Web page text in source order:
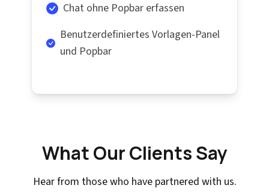
Chat ohne Popbar erfassen
Benutzerdefiniertes Vorlagen-Panel
und Popbar
What Our Clients Say
Hear from those who have partnered with us.